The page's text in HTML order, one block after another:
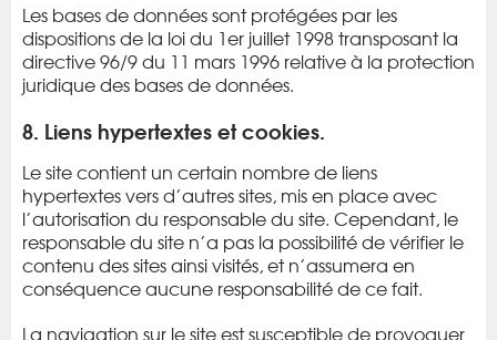
Les bases de données sont protégées par les
dispositions de la loi du 1er juillet 1998 transposant la
directive 96/9 du 11 mars 1996 relative à la protection
juridique des bases de données.
8. Liens hypertextes et cookies.
Le site contient un certain nombre de liens
hypertextes vers d’autres sites, mis en place avec
l’autorisation du responsable du site. Cependant, le
responsable du site n’a pas la possibilité de vérifier le
contenu des sites ainsi visités, et n’assumera en
conséquence aucune responsabilité de ce fait.
La navigation sur le site est susceptible de provoquer